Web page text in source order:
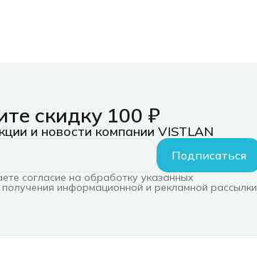
скидку 100 ₽
и новости компании VISTLAN
Подписаться
согласие на обработку указанных
информационной и рекламной рассылки